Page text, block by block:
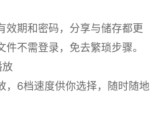
效期和密码，分享与储存都更
件不需登录，免去繁琐步骤。
放
，6档速度供你选择，随时随地